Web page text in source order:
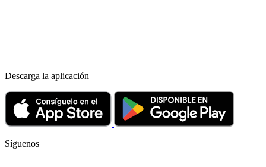
Descarga la aplicación
Síguenos